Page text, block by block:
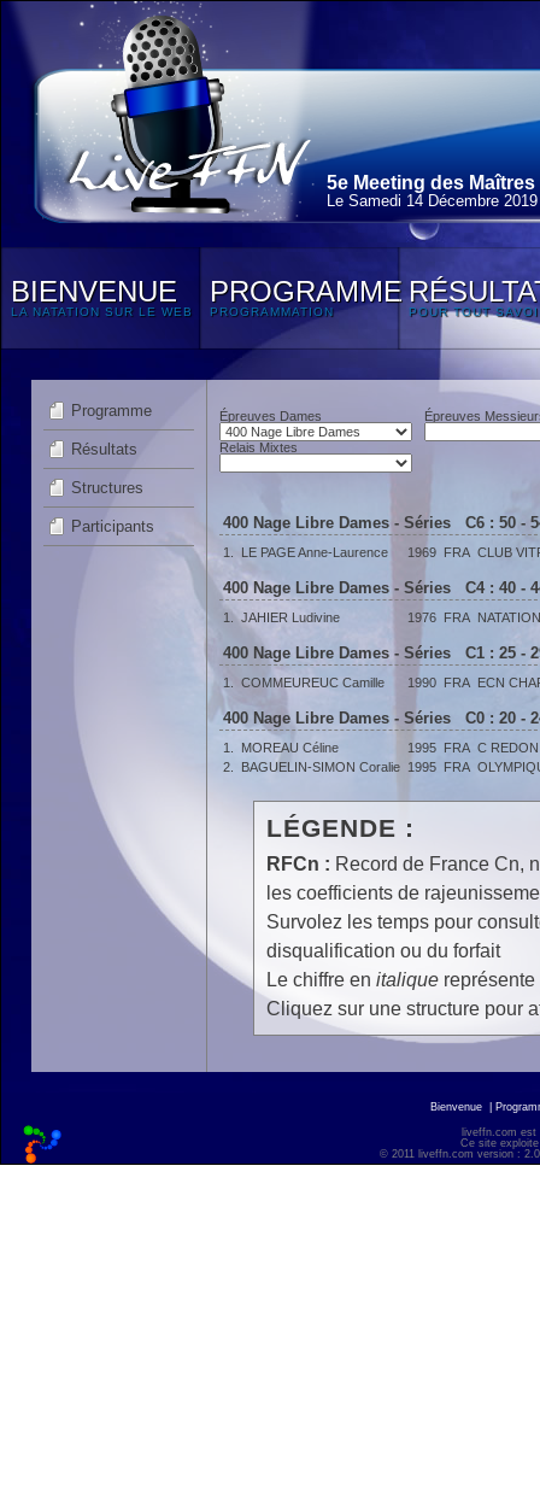
5e Meeting des
Le Samedi 14 Décembre 2019
BIENVENUE
LA NATATION SUR LE WEB
PROGRAMME
PROGRAMMATION POUR TOUT
Programme
Résultats
Structures
Participants
Épreuves Dames Épreuves
Relais Mixtes
400 Nage Libre Dames - Séries C6 : 50 -
1. LE PAGE Anne-Laurence 1969 FRA CLUB
400 Nage Libre Dames - Séries C4 : 40 -
1. JAHIER Ludivine 1976 FRA
400 Nage Libre Dames - Séries C1 : 25 -
1. COMMEUREUC Camille 1990 FRA ECN
400 Nage Libre Dames - Séries C0 : 20 -
1. MOREAU Céline 1995 FRA C
2.
BAGUELIN-SIMON Coralie 1995 FRA
LÉGENDE :
RFCn : Record de France Cn,
les coefficients de
Survolez les temps pour
disqualification ou du forfait
Le chiffre en italiquereprésente
Cliquez sur une structure pour
Bienvenue
liveffn.com est
Ce site
© 2011 liveffn.com version :